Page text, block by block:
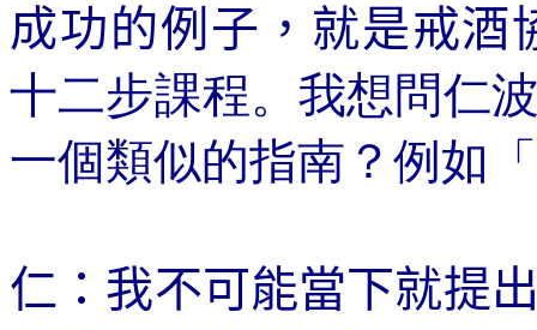
成功的例子，就是戒酒
十二步課程。我想問仁
一個類似的指南？例如
仁：我不可能當下就提